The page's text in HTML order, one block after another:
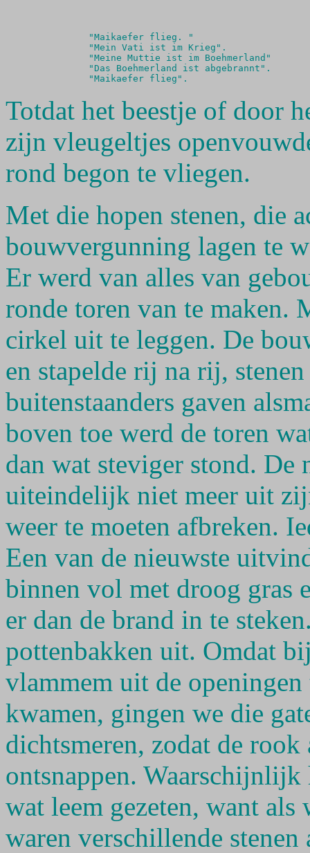
               "Maikaefer flieg. "
               "Mein Vati ist im Krieg".
               "Meine Muttie ist im Boehmerland"
               "Das Boehmerland ist abgebrannt".
Totdat het beestje of door
zijn vleugeltjes
rond begon te vliegen.
Met die hopen stenen, die
bouwvergunning lagen te
Er werd van alles van
ronde toren van te maken.
cirkel uit te leggen. De
en stapelde rij na rij,
buitenstaanders gaven
boven toe werd de toren
dan wat steviger stond. De
uiteindelijk niet meer uit
weer te moeten afbreken.
Een van de nieuwste
binnen vol met droog gras
er dan de brand in te
pottenbakken uit. Omdat
vlammem uit de openingen
kwamen, gingen we die
dichtsmeren, zodat de
ontsnappen.
wat leem gezeten, want
waren verschillende stenen